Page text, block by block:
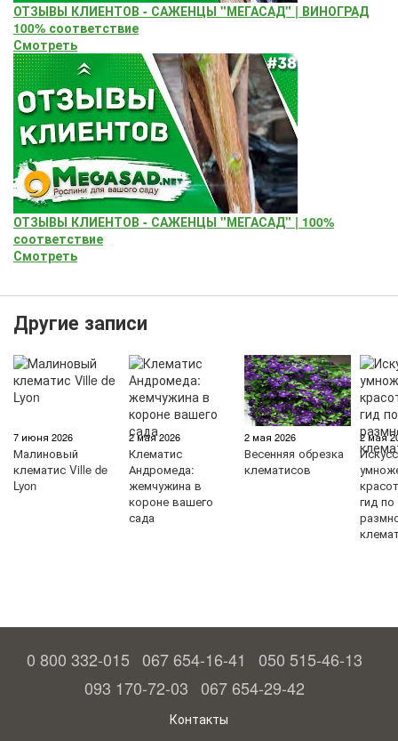
ОТЗЫВЫ КЛИЕНТОВ - САЖЕНЦЫ "МЕГАСАД" | ВИНОГРАД
100% соответствие
Смотреть
ОТЗЫВЫ КЛИЕНТОВ - САЖЕНЦЫ "МЕГАСАД" | 100%
соответствие
Смотреть
Другие записи
7 июня 2026
Малиновый
клематис Ville de
Lyon
2 мая 2026
Клематис
Андромеда:
жемчужина в
короне вашего
сада
2 мая 2026
Весенняя обрезка
клематисов
2 мая
гид по
0 800 332-015 067 654-16-41
050 515-46-13
093 170-72-03 067 654-29-42
Контакты